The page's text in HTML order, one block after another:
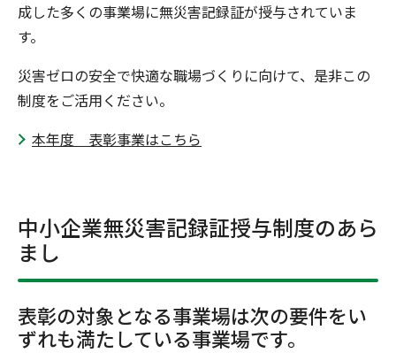
成した多くの事業場に無災害記録証が授与されていま
す。
災害ゼロの安全で快適な職場づくりに向けて、是非この
制度をご活用ください。
本年度 表彰事業はこちら
中小企業無災害記録証授与制度のあら
まし
表彰の対象となる事業場は次の要件をい
ずれも満たしている事業場です。